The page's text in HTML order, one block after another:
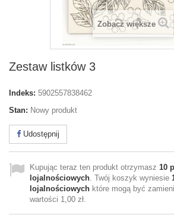
Zobacz większe
Zestaw listków 3
Indeks: 5902557838462
Stan: Nowy produkt
Udostępnij
Kupując teraz ten produkt otrzymasz 10
lojalnościowych. Twój koszyk wyniesie
lojalnościowych które mogą być
wartości 1,00 zł.